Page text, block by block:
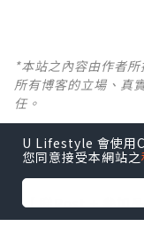
*本站之內容由作者
所有博客的立場、真
任。
【 U Creator 招募
出Post賺現金獎
【 睇Post + 參加
瀏覽更多社群打卡
U Lifestyle 會使用
您同意接受本網站之